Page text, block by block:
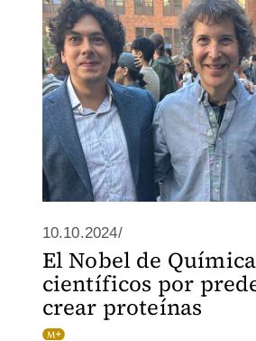
10.10.2024/
El Nobel de
científicos por
crear proteínas